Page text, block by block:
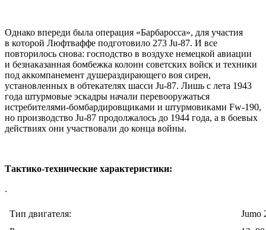
Однако впереди была операция «Барбаросса», для участия
в которой Люфтваффе подготовило 273 Ju-87. И все
повторилось снова: господство в воздухе немецкой авиации
и безнаказанная бомбежка колонн советских войск и техники
под аккомпанемент душераздирающего воя сирен,
установленных в обтекателях шасси Ju-87. Лишь с лета 1943
года штурмовые эскадры начали перевооружаться
истребителями-бомбардировщиками и штурмовиками Fw-190,
но производство Ju-87 продолжалось до 1944 года, а в боевых
действиях они участвовали до конца войны.
Тактико-технические характеристики:
.
Тип двигателя:
Jumo